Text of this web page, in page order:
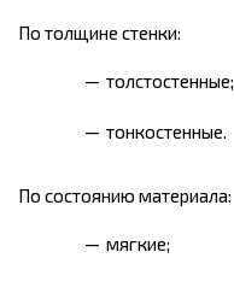
По толщине стенки:
толстостенные;
тонкостенные.
По состоянию материала:
мягкие;